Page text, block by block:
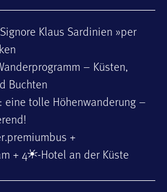
Klaus Sardinien »per
– Küsten,
Buchten
eine tolle Höhenwanderung –
+
+ 4 -Hotel an der Küste